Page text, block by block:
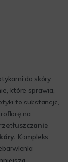
do skóry
które sprawia,
to substancje,
na
Kompleks